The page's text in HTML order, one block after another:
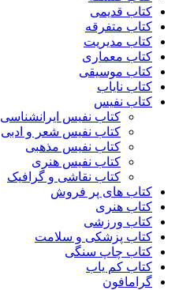
کتاب قدیمی
کتاب متفرقه
کتاب مدیریت
کتاب معماری
کتاب موسیقی
کتاب نایاب
کتاب نفیس
کتاب نفیس ایرانشناسی
کتاب نفیس شعر و ادبی
کتاب نفیس مذهبی
کتاب نفیس هنری
کتاب نقاشی و گرافیک
کتاب های پر فروش
کتاب هنری
کتاب ورزشی
کتاب پزشکی و سلامت
کتاب چاپ سنگی
کتاب کم یاب
گرامافون